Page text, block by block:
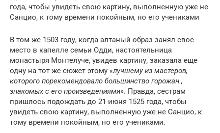
года, чтобы увидеть свою картину, выполненную уже не
Санцио, к тому времени покойным, но его учениками
В том же 1503 году, когда алтаный образ занял свое
место в капелле семьи Одди, настоятельница
монастыря Монтелуче, увидев картину, заказала еще
одну на тот же сюжет этому «лучшему из мастеров,
которого порекомендовало большинство горожан ,
знакомых с его произведениями». Правда, сестрам
пришлось подождать до 21 июня 1525 года, чтобы
увидеть свою картину, выполненную уже не Санцио, к
тому времени покойным, но его учениками.